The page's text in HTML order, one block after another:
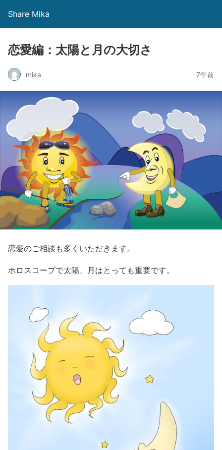
Share Mika
恋愛編：太陽と月の大切さ
mika 7年前
恋愛のご相談も多くいただきます。
ホロスコープで太陽、月はとっても重要です。